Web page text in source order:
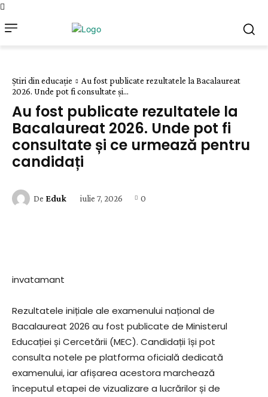
Știri din educație
Au fost publicate rezultatele la Bacalaureat
2026. Unde pot fi consultate și...
Au fost publicate rezultatele la
Bacalaureat 2026. Unde pot fi
consultate și ce urmează pentru
candidați
De Eduk iulie 7, 2026 0
invatamant
Rezultatele inițiale ale examenului național de
Bacalaureat 2026 au fost publicate de Ministerul
Educației și Cercetării (MEC). Candidații își pot
consulta notele pe platforma oficială dedicată
examenului, iar afișarea acestora marchează
începutul etapei de vizualizare a lucrărilor și de